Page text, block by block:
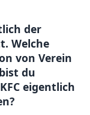
der
Welche
von Verein
du
eigentlich